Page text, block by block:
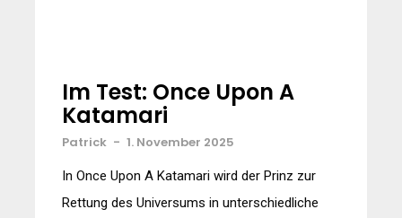
Im Test: Once Upon A
Katamari
Patrick - 1. November 2025
In Once Upon A Katamari wird der Prinz zur
Rettung des Universums in unterschiedliche